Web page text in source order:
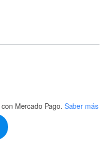
con Mercado Pago. Saber más